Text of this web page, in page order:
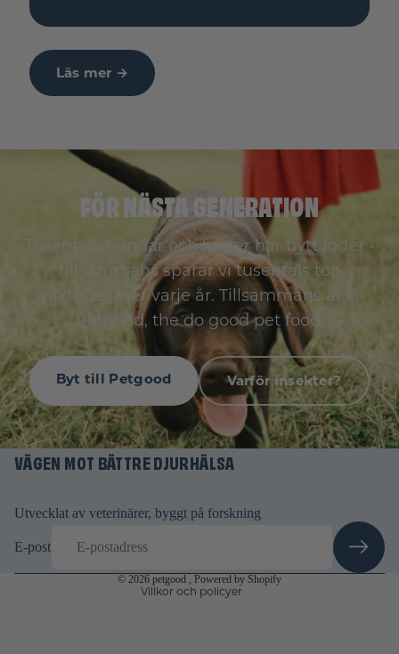
Läs mer →
FÖR NÄSTA GENERATION
Tusentals hundar och katter har bytt foder -
tillsammans sparar vi tusentals ton
växthusgaser varje år. Tillsammans är vi
Petgood, the do good pet food.
Byt till Petgood Varför insekter?
VÄGEN MOT BÄTTRE DJURHÄLSA
Utvecklat av veterinärer, byggt på forskning
E-post
© 2026 petgood , Powered by Shopify
Villkor och policyer
Återbetalningspolicy
Integritetspolicy
Användarvillkor
Rättsligt meddelande